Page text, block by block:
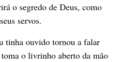
o segredo de Deus, como
servos.
tinha ouvido tornou a falar
o livrinho aberto da mão